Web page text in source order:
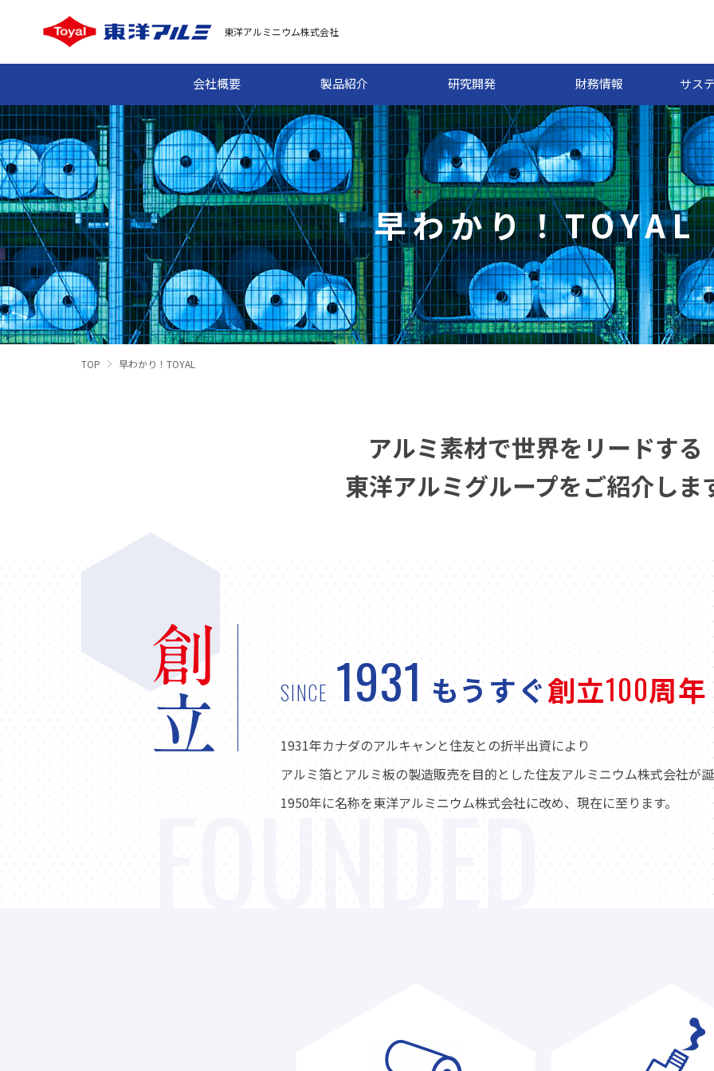
東洋アルミニウム株式会社
会社概要 製品紹介 研究開発 財務情報 サス
早わかり！TOYAL
TOP 早わかり！TOYAL
アルミ素材で世界をリードする
東洋アルミグループをご紹介しま
SINCE 1931 もうすぐ創立100周年
1931年カナダのアルキャンと住友との折半出資により
アルミ箔とアルミ板の製造販売を目的とした住友アルミニウム株式会社が
1950年に名称を東洋アルミニウム株式会社に改め、現在に至ります。
FOUNDED